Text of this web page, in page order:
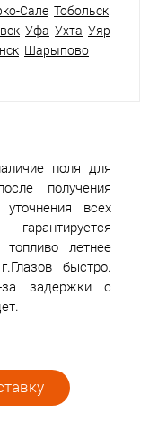
Сале Тобольск
Уфа Ухта Уяр
Шарыпово
поля для
получения
всех
летнее
быстро.
задержки с